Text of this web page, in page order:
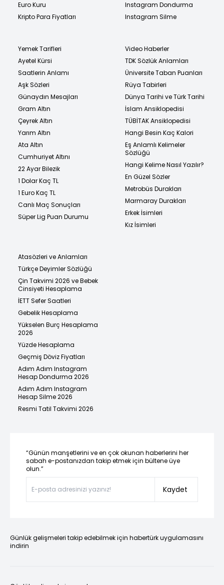
Euro Kuru
Kripto Para Fiyatları
Instagram Dondurma
Instagram Silme
Yemek Tarifleri
Ayetel Kürsi
Saatlerin Anlamı
Aşk Sözleri
Günaydın Mesajları
Gram Altın
Çeyrek Altın
Yarım Altın
Ata Altın
Cumhuriyet Altını
22 Ayar Bilezik
1 Dolar Kaç TL
1 Euro Kaç TL
Canlı Maç Sonuçları
Süper Lig Puan Durumu
Video Haberler
TDK Sözlük Anlamları
Üniversite Taban Puanları
Rüya Tabirleri
Dünya Tarihi ve Türk Tarihi
İslam Ansiklopedisi
TÜBİTAK Ansiklopedisi
Hangi Besin Kaç Kalori
Eş Anlamlı Kelimeler
Sözlüğü
Hangi Kelime Nasıl Yazılır?
En Güzel Sözler
Metrobüs Durakları
Marmaray Durakları
Erkek İsimleri
Kız İsimleri
Atasözleri ve Anlamları
Türkçe Deyimler Sözlüğü
Çin Takvimi 2026 ve Bebek
Cinsiyeti Hesaplama
İETT Sefer Saatleri
Gebelik Hesaplama
Yükselen Burç Hesaplama
2026
Yüzde Hesaplama
Geçmiş Döviz Fiyatları
Adım Adım Instagram
Hesap Dondurma 2026
Adım Adım Instagram
Hesap Silme 2026
Resmi Tatil Takvimi 2026
“Günün manşetlerini ve en çok okunan haberlerini her
sabah e-postanızdan takip etmek için bültene üye
olun.”
Kaydet
Günlük gelişmeleri takip edebilmek için habertürk uygulamasını
indirin